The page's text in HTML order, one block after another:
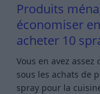
Produits
économiser
acheter 10
Vous en avez
sous les achats de
spray pour la